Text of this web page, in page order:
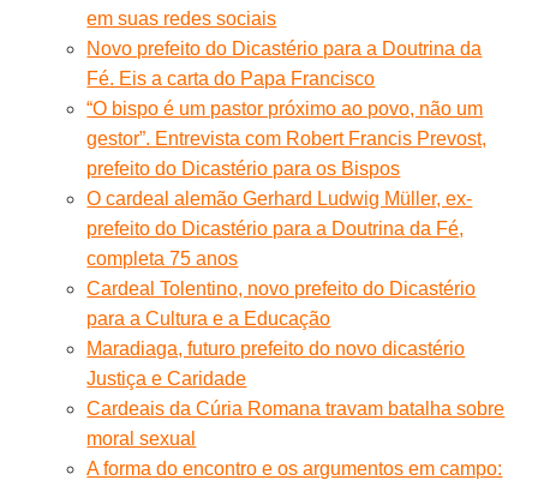
em suas redes sociais
Novo prefeito do Dicastério para a Doutrina da
Fé. Eis a carta do Papa Francisco
“O bispo é um pastor próximo ao povo, não um
gestor”. Entrevista com Robert Francis Prevost,
prefeito do Dicastério para os Bispos
O cardeal alemão Gerhard Ludwig Müller, ex-
prefeito do Dicastério para a Doutrina da Fé,
completa 75 anos
Cardeal Tolentino, novo prefeito do Dicastério
para a Cultura e a Educação
Maradiaga, futuro prefeito do novo dicastério
Justiça e Caridade
Cardeais da Cúria Romana travam batalha sobre
moral sexual
A forma do encontro e os argumentos em campo: